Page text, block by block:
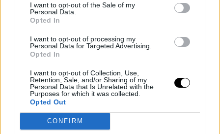
I want to opt-out of the Sale of my
Personal Data.
Opted In
I want to opt-out of processing my
Personal Data for Targeted Advertising.
Opted In
I want to opt-out of Collection, Use,
Retention, Sale, and/or Sharing of my
Personal Data that Is Unrelated with the
Purposes for which it was collected.
Opted Out
CONFIRM
cizaña sobre el jugador para intentar que abandone los
Mavs, y dejar así todos los focos a Doncic. Las
sensaciones del vestuario de Dallas Mavericks son una
incógnita por el momento, pero la franquicia debe
resolver el problema de que estando Dennis y Luka en la
pista no pueden tener los dos el balón.
Hay muchas soluciones a esto, pero ¿cuáles de ellas
son las acertadas? Quizás el desenlace sea traspasar al